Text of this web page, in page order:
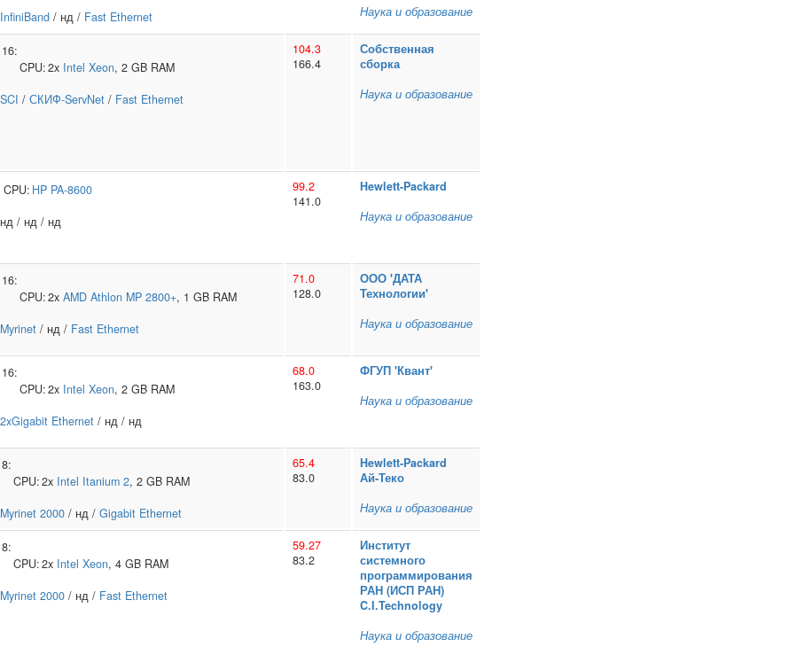
InfiniBand / нд / Fast Ethernet
Наука и образование
16:
CPU:2x Intel Xeon, 2 GB RAM
SCI / СКИФ-ServNet / Fast Ethernet
104.3
166.4
Собственная
сборка
Наука и образование
CPU: HP PA-8600
нд / нд / нд
99.2
141.0
Hewlett‑Packard
Наука и образование
16:
CPU:2x AMD Athlon MP 2800+, 1 GB RAM
Myrinet / нд / Fast Ethernet
71.0
128.0
ООО 'ДАТА
Технологии'
Наука и образование
16:
CPU:2x Intel Xeon, 2 GB RAM
2xGigabit Ethernet / нд / нд
68.0
163.0
ФГУП 'Квант'
Наука и образование
8:
CPU:2x Intel Itanium 2, 2 GB RAM
Myrinet 2000 / нд / Gigabit Ethernet
65.4
83.0
Hewlett‑Packard
Ай‑Теко
Наука и образование
8:
CPU:2x Intel Xeon, 4 GB RAM
Myrinet 2000 / нд / Fast Ethernet
59.27
83.2
Институт
системного
программирования
РАН (ИСП РАН)
C.I.Technology
Наука и образование